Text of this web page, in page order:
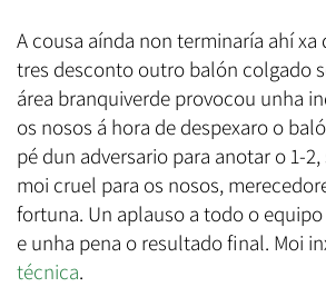
A cousa aínda non terminaría ahí
tres desconto outro balón colgado
área branquiverde provocou unha
os nosos á hora de despexaro o
pé dun adversario para anotar o 1-
moi cruel para os nosos,
fortuna. Un aplauso a todo o
e unha pena o resultado final. Moi
técnica.